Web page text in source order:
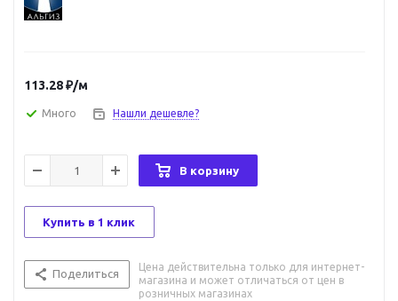
113.28₽/м
Много Нашли дешевле?
В корзину
Купить в 1 клик
Поделиться
Цена действительна только для интернет-
магазина и может отличаться от цен в
розничных магазинах